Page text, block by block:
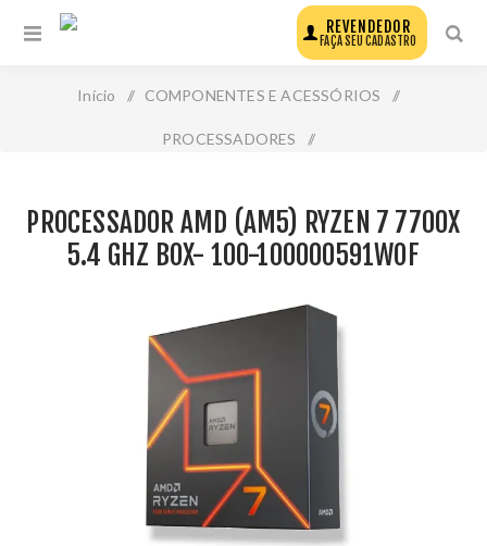
REVENDEDOR
FAÇA SEU CADASTRO
Início / COMPONENTES E ACESSÓRIOS /
PROCESSADORES /
100000591wof
PROCESSADOR AMD (AM5) RYZEN 7 7700X
5.4 GHZ BOX- 100-100000591WOF